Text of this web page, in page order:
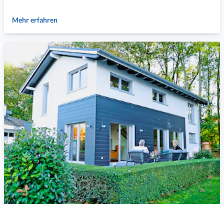
Mehr erfahren